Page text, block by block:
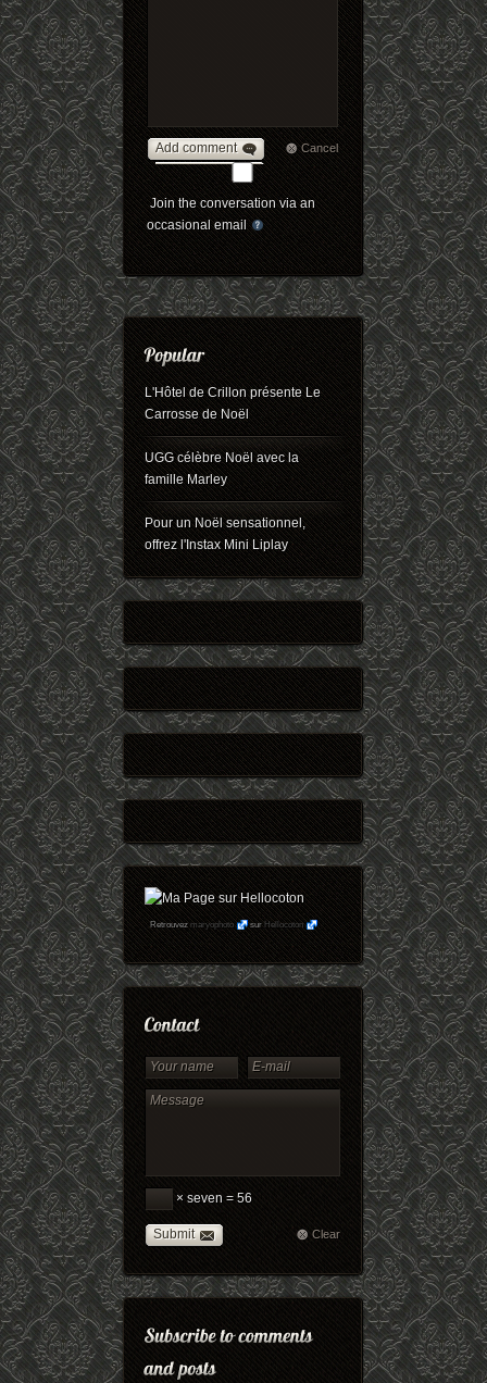
Add comment Cancel
Join the conversation via an
occasional email
L'Hôtel de Crillon présente Le
Carrosse de Noël
UGG célèbre Noël avec la
famille Marley
Pour un Noël sensationnel,
offrez l'Instax Mini Liplay
Retrouvezmaryophoto surHellocoton
× seven = 56
Submit Clear